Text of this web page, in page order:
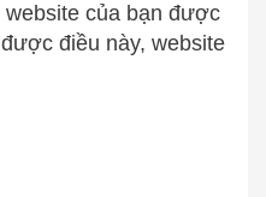
website của bạn được
điều này, website